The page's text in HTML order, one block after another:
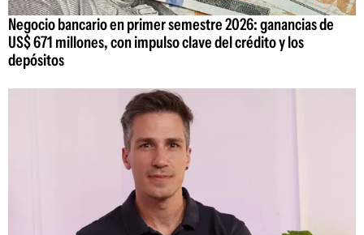
Negocio bancario en primer semestre 2026: ganancias de
US$ 671 millones, con impulso clave del crédito y los
depósitos